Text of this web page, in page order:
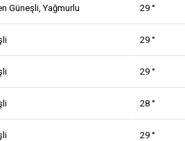
Güneşli, Yağmurlu 29 °
29 °
29 °
28 °
29 °